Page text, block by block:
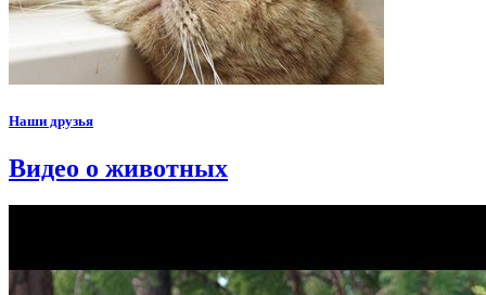
Наши друзья
Видео о животных